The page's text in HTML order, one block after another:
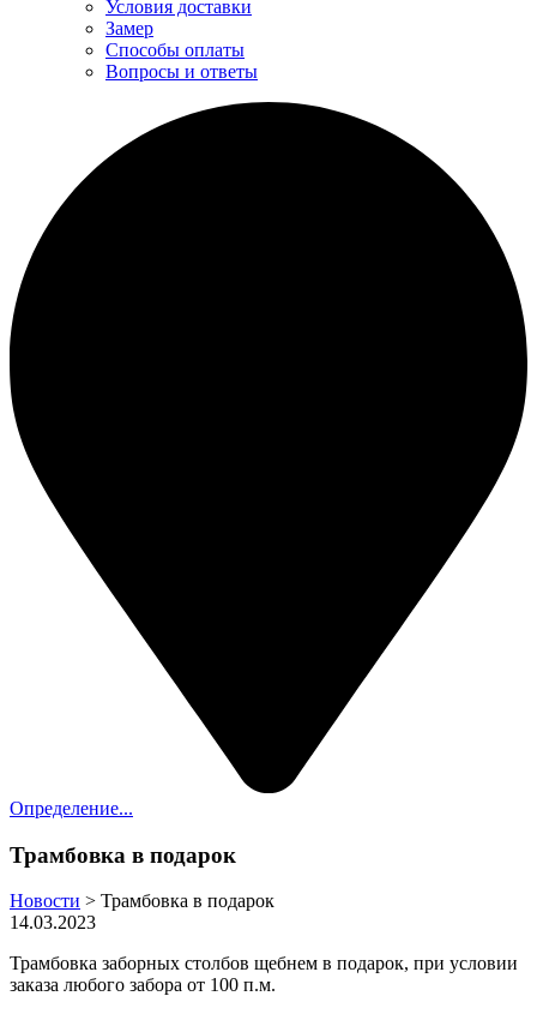
Условия доставки
Замер
Способы оплаты
Вопросы и ответы
Определение...
Трамбовка в подарок
Новости > Трамбовка в подарок
14.03.2023
Трамбовка заборных столбов щебнем в подарок, при условии
заказа любого забора от 100 п.м.